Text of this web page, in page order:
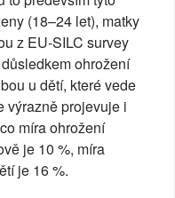
(18–24 let), matky
z EU-SILC survey
ohrožení
u dětí, které vede
výrazně projevuje i
míra ohrožení
je 10 %, míra
je 16 %.